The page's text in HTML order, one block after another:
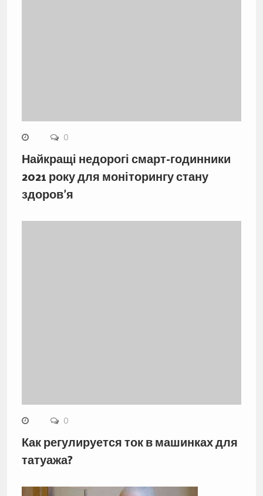
0
Найкращі недорогі смарт-годинники
2021 року для моніторингу стану
здоров’я
0
Как регулируется ток в машинках для
татуажа?